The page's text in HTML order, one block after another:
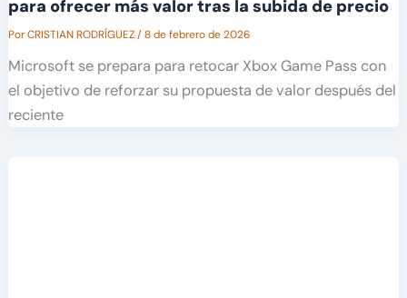
para ofrecer más valor tras la subida de precio
PorCRISTIAN RODRÍGUEZ/8 de febrero de 2026
Microsoft se prepara para retocar Xbox Game Pass con
el objetivo de reforzar su propuesta de valor después del
reciente